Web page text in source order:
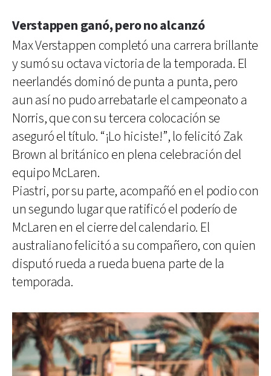
Verstappen ganó, pero no alcanzó
Max Verstappen completó una carrera brillante
y sumó su octava victoria de la temporada. El
neerlandés dominó de punta a punta, pero
aun así no pudo arrebatarle el campeonato a
Norris, que con su tercera colocación se
aseguró el título. “¡Lo hiciste!”, lo felicitó Zak
Brown al británico en plena celebración del
equipo McLaren.
Piastri, por su parte, acompañó en el podio con
un segundo lugar que ratificó el poderío de
McLaren en el cierre del calendario. El
australiano felicitó a su compañero, con quien
disputó rueda a rueda buena parte de la
temporada.